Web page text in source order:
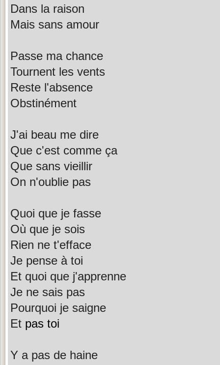
Dans la raison
Mais sans amour
Passe ma chance
Tournent les vents
Reste l'absence
Obstinément
J'ai beau me dire
Que c'est comme ça
Que sans vieillir
On n'oublie pas
Quoi que je fasse
Où que je sois
Rien ne t'efface
Je pense à toi
Et quoi que j'apprenne
Je ne sais pas
Pourquoi je saigne
Et pas toi
Y a pas de haine